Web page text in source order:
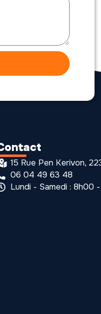
15 Rue Pen Kerivon,
06 04 49 63 48
Lundi - Samedi : 8h00